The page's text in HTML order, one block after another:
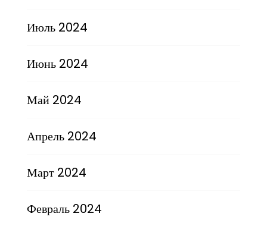
Июль 2024
Июнь 2024
Май 2024
Апрель 2024
Март 2024
Февраль 2024